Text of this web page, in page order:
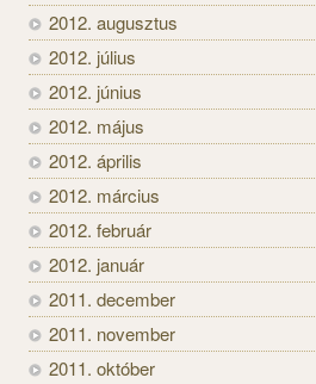
2012. augusztus
2012. július
2012. június
2012. május
2012. április
2012. március
2012. február
2012. január
2011. december
2011. november
2011. október